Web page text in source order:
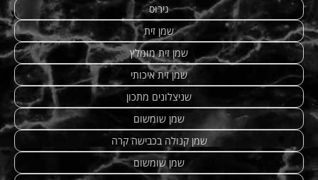
גירוס
שמן זית
שמן זית מומלץ
שמן זית איכותי
שניצלונים מתכון
שמן שומשום
שמן קנולה בכבישה קרה
שמן שומשום